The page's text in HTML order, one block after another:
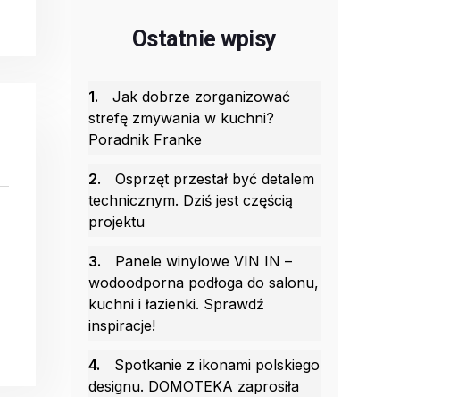
Ostatnie wpisy
1.
Jak dobrze zorganizować
strefę zmywania w kuchni?
Poradnik Franke
2.
Osprzęt przestał być detalem
technicznym. Dziś jest częścią
projektu
3.
Panele winylowe VIN IN –
wodoodporna podłoga do salonu,
kuchni i łazienki. Sprawdź
inspiracje!
4.
Spotkanie z ikonami polskiego
designu. DOMOTEKA zaprosiła